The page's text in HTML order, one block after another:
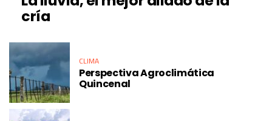
cría
CLIMA
Perspectiva Agroclimática
Quincenal